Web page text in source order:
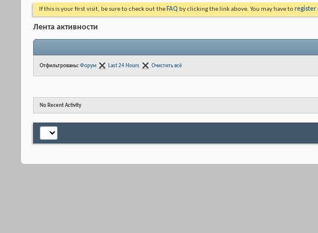
If this is your first visit, be sure to check out the FAQ by clicking the link above. You may have toregister
Лента активности
Отфильтрованы: Форум Last 24 Hours Очистить всё
No Recent Activity